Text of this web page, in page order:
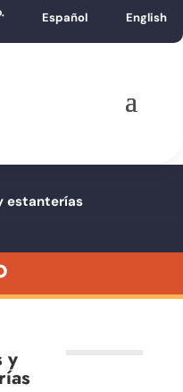
Español English
estanterías
y